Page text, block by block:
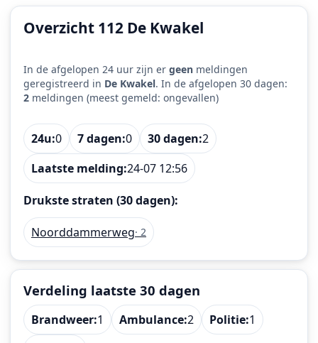
Overzicht 112 De Kwakel
In de afgelopen 24 uur zijn er geen meldingen
geregistreerd in De Kwakel. In de afgelopen 30 dagen:
2 meldingen (meest gemeld: ongevallen)
24u:0 7 dagen:0 30 dagen:2
Laatste melding:24-07 12:56
Drukste straten (30 dagen):
Noorddammerweg· 2
Verdeling laatste 30 dagen
Brandweer:1 Ambulance:2 Politie:1